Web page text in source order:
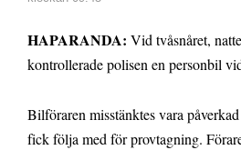
HAPARANDA: Vid tvåsnåret,
kontrollerade polisen en personbil
Bilföraren misstänktes vara
fick följa med för provtagning.